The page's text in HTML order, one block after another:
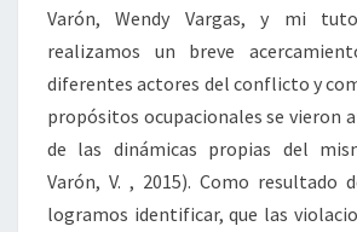
Varón, Wendy Vargas, y mi
realizamos un breve
diferentes actores del conflicto y
propósitos ocupacionales se vieron
de las dinámicas propias del
Varón, V. , 2015). Como resultado
logramos identificar, que las